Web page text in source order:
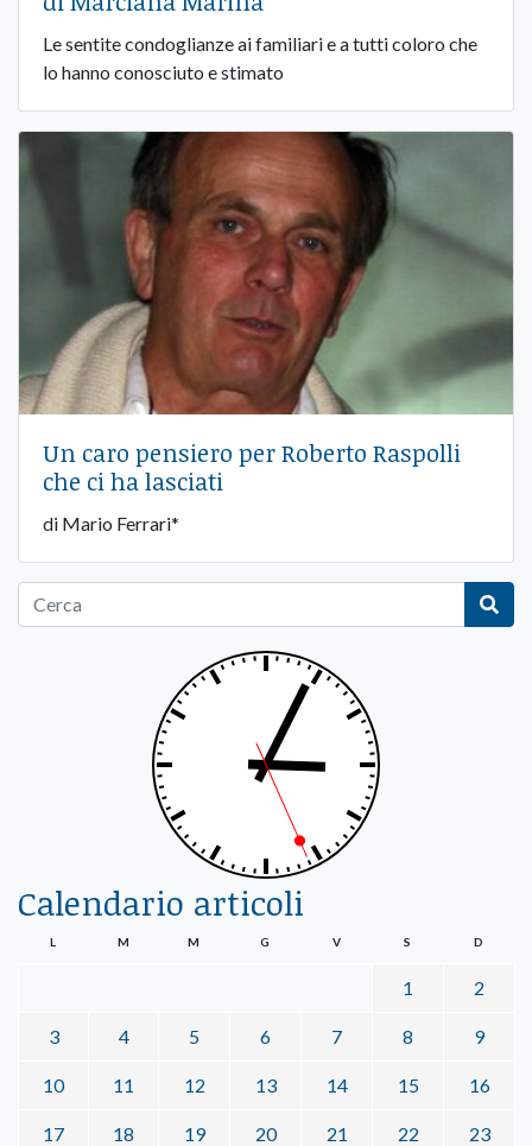
Le sentite condoglianze ai familiari e a tutti coloro che
lo hanno conosciuto e stimato
Un caro pensiero per Roberto Raspolli
che ci ha lasciati
di Mario Ferrari*
Calendario articoli
L M M G V S D
1 2
3 4 5 6 7 8 9
10 11 12 13 14 15 16
17 18 19 20 21 22 23